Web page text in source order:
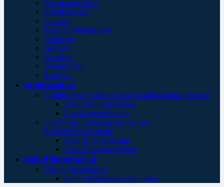
Einsatzrucksäcke
Einsatztaschen
Pouches
Massive Hemorrhage
Atemweg
Atmung
Kreislauf
Wärmeerhalt
Zubehör
Arbeitsschutz
Prüfplaketten, Etiketten und Qualitätskennzeichnung
Elektrokennzeichnung
Leiterkennzeichnung
Fluchtweg-, Rettungszeichen und
Sicherheistleitsysteme
Erste-Hilfe-Aushang
Erste-Hilfe-Einrichtung
Reha/Pflegetechnik
Pflege (Inkontinenz)
Urin-/Sekretbeutel und -halter